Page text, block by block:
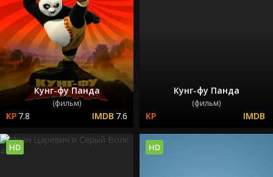
Кунг-фу Панда
(фильм)
7.8 7.6
Кунг-фу Панда
(фильм)
HD HD